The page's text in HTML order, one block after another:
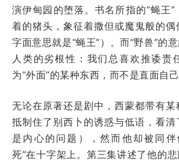
演伊甸园的堕落。书名所指的“蝇王
着的猪头，象征着撒但或魔鬼般的
字面意思就是“蝇王”）。而“野兽”的
人类的劣根性：我们总喜欢推诿责
为“外面”的某种东西，而不是直面自己
无论在原著还是剧中，西蒙都带有
抵制住了别西卜的诱惑与低语，看
是内心的问题），然而他却被同
死”在十字架上。第三集讲述了他的